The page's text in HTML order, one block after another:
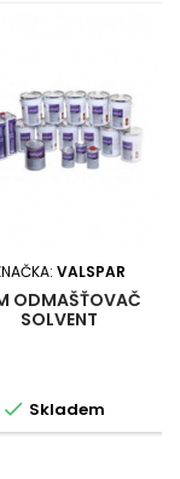
VALSPAR
ODMAŠŤOVAČ
SOLVENT
 Skladem